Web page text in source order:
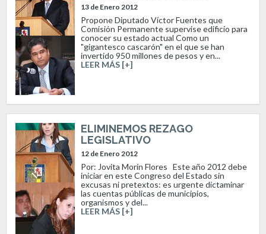
13 de Enero 2012
Propone Diputado Víctor Fuentes que
Comisión Permanente supervise edificio para
conocer su estado actual Como un
"gigantesco cascarón" en el que se han
invertido 950 millones de pesos y en...
LEER MÁS [+]
ELIMINEMOS REZAGO
LEGISLATIVO
12 de Enero 2012
Por: Jovita Morín Flores Este año 2012 debe
iniciar en este Congreso del Estado sin
excusas ni pretextos: es urgente dictaminar
las cuentas públicas de municipios,
organismos y del...
LEER MÁS [+]